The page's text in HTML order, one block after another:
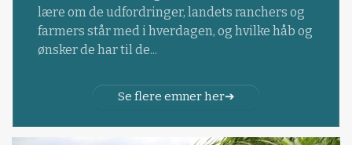
lære om de udfordringer, landets ranchers og
farmers står med i hverdagen, og hvilke håb og
ønsker de har til de...
Se flere emner her